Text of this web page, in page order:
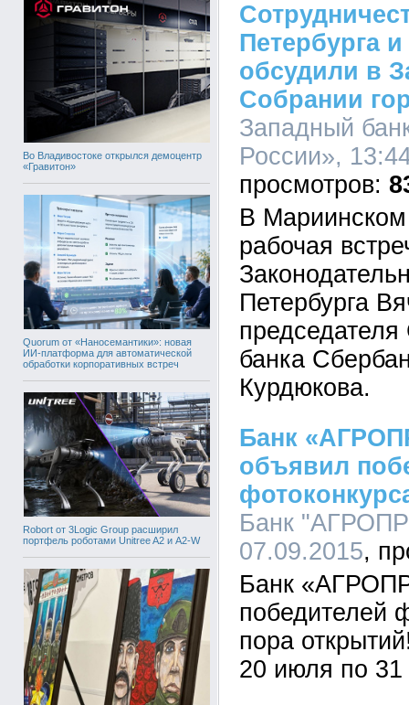
Во Владивостоке открылся демоцентр
«Гравитон»
Quorum от «Наносемантики»: новая
ИИ-платформа для автоматической
обработки корпоративных встреч
Robort от 3Logic Group расширил
портфель роботами Unitree A2 и A2-W
Петербурга
обсудили в
Собрании
Западный
России»,
В Мариинском
рабочая
Петербурга
банка
Курдюкова.
Банк
объявил
Банк
07.09.2015
Банк
победителей
пора
20 июля по 31